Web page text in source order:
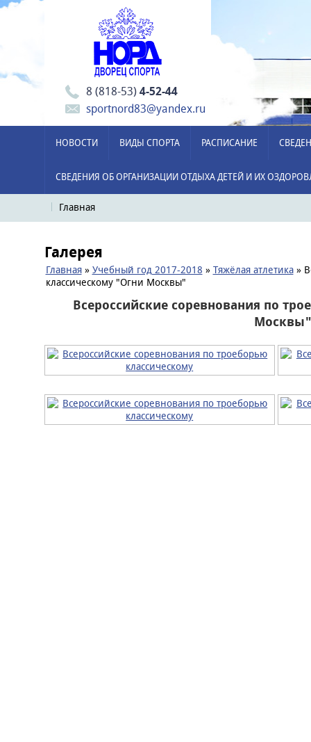
8 (818-53)4-52-44
sportnord83@yandex.ru
НОВОСТИ ВИДЫ СПОРТА РАСПИСАНИЕ
СВЕДЕНИЯ ОБ ОРГАНИЗАЦИИ ОТДЫХА ДЕТЕЙ И ИХ
Главная
Галерея
Главная» Учебный год 2017-2018 » Тяжёлая атлетика»
классическому "Огни Москвы"
Всероссийские соревнования по
Москвы"